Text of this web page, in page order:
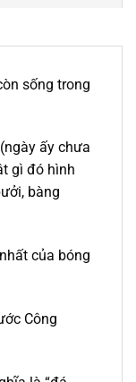
sống trong
ấy chưa
gì đó hình
bàng
của bóng
Công